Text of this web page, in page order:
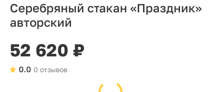
Серебряный стакан «Праздник»
авторский
52 620 ₽
0 отзывов
0.0